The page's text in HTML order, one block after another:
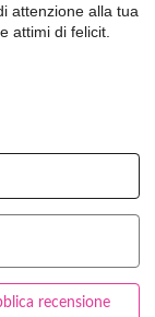
attenzione alla tua
attimi di felicit.
recensione